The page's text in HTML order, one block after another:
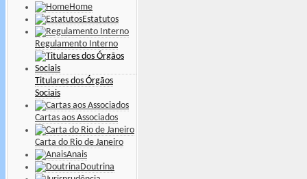
Home
Estatutos
Regulamento Interno
Titulares dos Órgãos
Sociais
Cartas aos Associados
Carta do Rio de Janeiro
Anais
Doutrina